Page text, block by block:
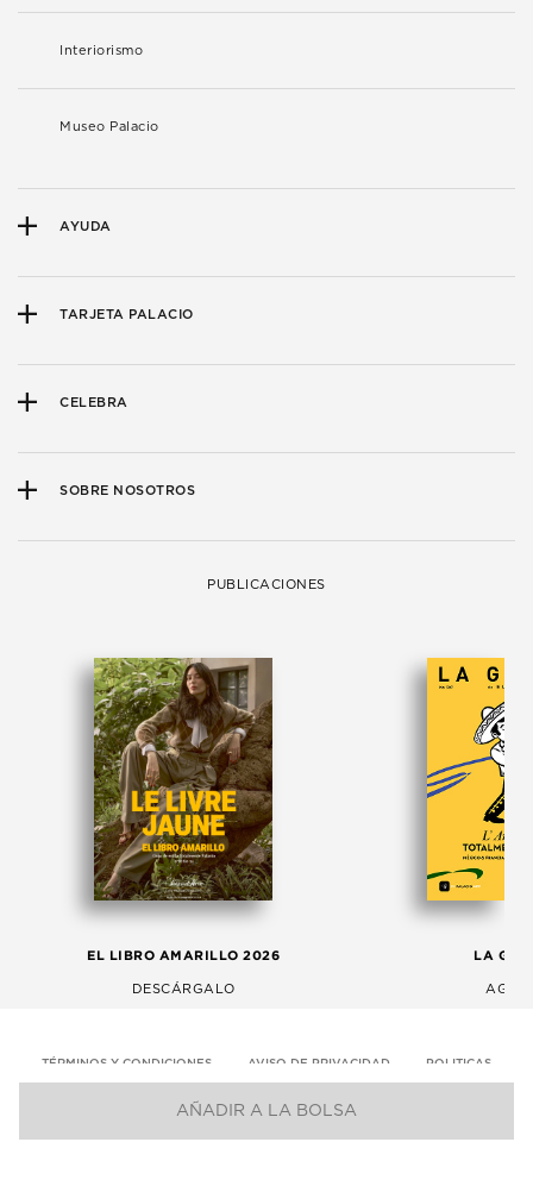
AÑADIR A LA BOLSA
Interiorismo
Museo Palacio
AYUDA
TARJETA PALACIO
CELEBRA
SOBRE NOSOTROS
PUBLICACIONES
EL LIBRO AMARILLO 2026
DESCÁRGALO
LA
TÉRMINOS Y CONDICIONES AVISO DE PRIVACIDAD POLITICAS